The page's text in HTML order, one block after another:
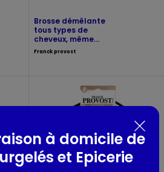
Brosse démêlante
tous types de
cheveux, même
mouillés
Franck provost
à domicile de
et Epicerie